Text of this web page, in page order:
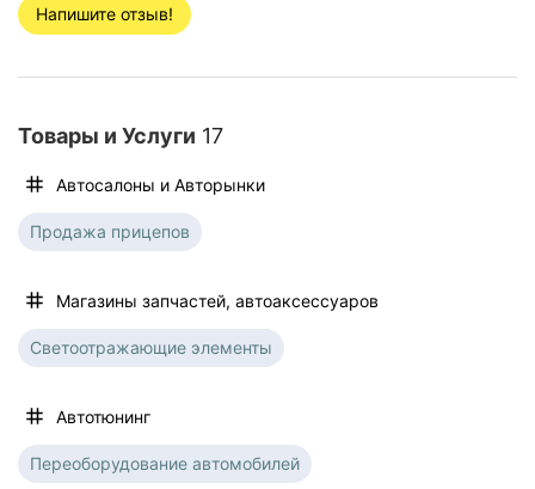
Напишите отзыв!
Товары и Услуги 17
Автосалоны и Aвторынки
Продажа прицепов
Магазины запчастей, автоаксессуаров
Светоотражающие элементы
Автотюнинг
Переоборудование автомобилей